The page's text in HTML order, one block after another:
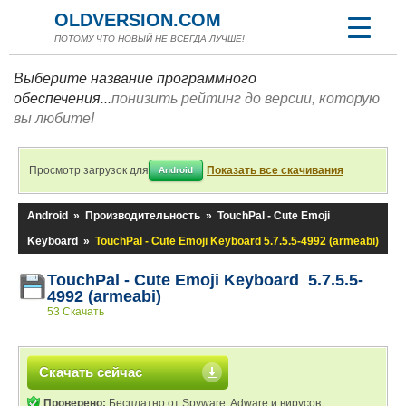
OLDVERSION.COM
ПОТОМУ ЧТО НОВЫЙ НЕ ВСЕГДА ЛУЧШЕ!
Выберите название программного
обеспечения...понизить рейтинг до версии, которую
вы любите!
Просмотр загрузок для Android Показать все скачивания
Android » Производительность » TouchPal - Cute Emoji
Keyboard » TouchPal - Cute Emoji Keyboard 5.7.5.5-4992 (armeabi)
TouchPal - Cute Emoji Keyboard 5.7.5.5-
4992 (armeabi)
53 Скачать
Скачать сейчас
Проверено: Бесплатно от Spyware, Adware и вирусов